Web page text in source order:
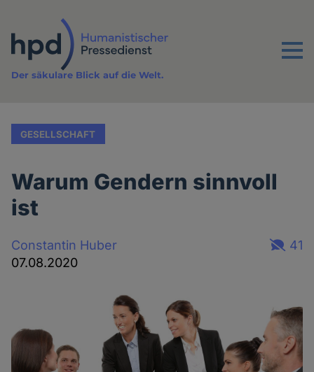
Inhalt
Menu
Der säkulare Blick auf die Welt.
GESELLSCHAFT
Warum Gendern sinnvoll
ist
Constantin Huber
07.08.2020
41